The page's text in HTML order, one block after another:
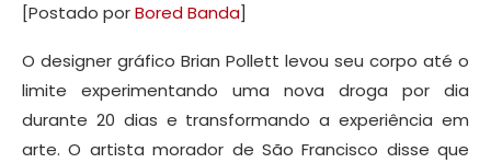
[Postado porBored Banda]
O designer gráfico Brian Pollett levou seu corpo até o
limite experimentando uma nova droga por dia
durante 20 dias e transformando a experiência em
arte. O artista morador de São Francisco disse que